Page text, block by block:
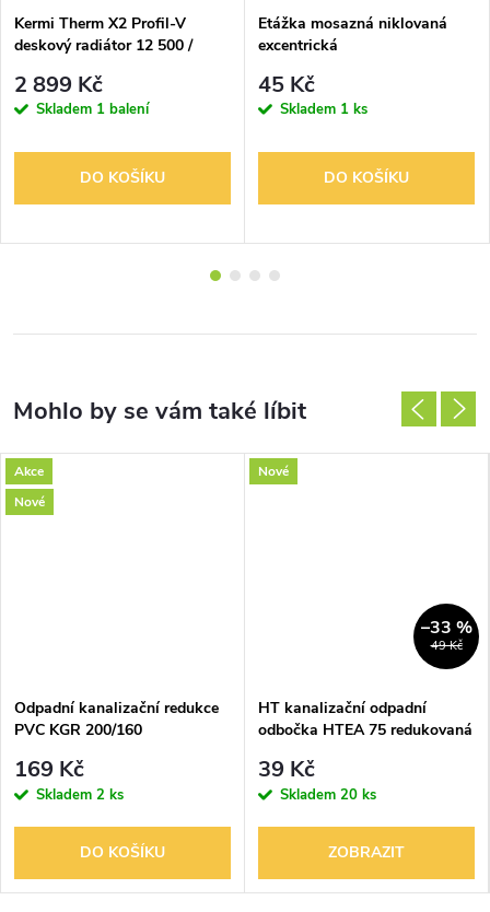
Kermi Therm X2 Profil-V
deskový radiátor 12 500 /
2 899 Kč
Skladem 1 balení
DO KOŠÍKU
Etážka mosazná niklovaná
excentrická
45 Kč
Skladem 1 ks
DO KOŠÍKU
Akce
Nové
Odpadní kanalizační redukce
PVC KGR 200/160
169 Kč
Skladem 2 ks
DO KOŠÍKU
Nové
49 Kč
–33 %
HT kanalizační odpadní
odbočka HTEA 75 redukovaná
39 Kč
Skladem 20 ks
ZOBRAZIT